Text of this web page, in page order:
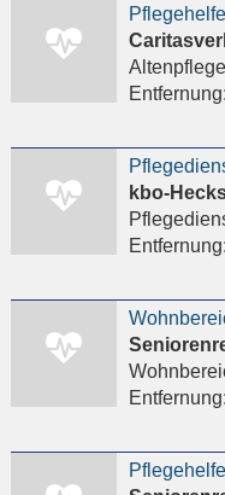
Entfernung:
kbo-
Entfernung:
Entfernung: